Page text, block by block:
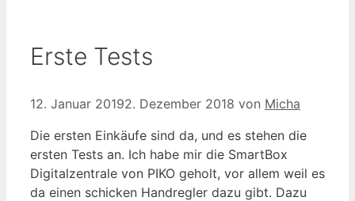
Erste Tests
12. Januar 20192. Dezember 2018 von Micha
Die ersten Einkäufe sind da, und es stehen die
ersten Tests an. Ich habe mir die SmartBox
Digitalzentrale von PIKO geholt, vor allem weil es
da einen schicken Handregler dazu gibt. Dazu